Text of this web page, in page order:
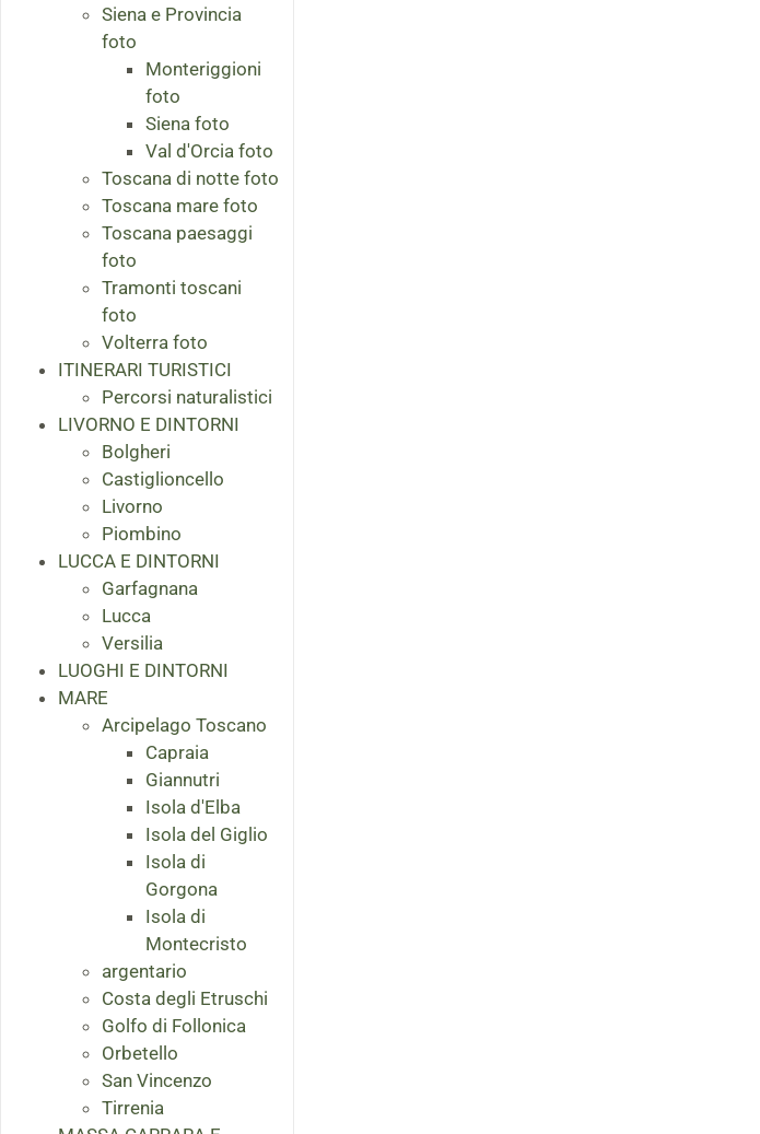
Siena e Provincia
foto
Monteriggioni
foto
Siena foto
Val d'Orcia foto
Toscana di notte foto
Toscana mare foto
Toscana paesaggi
foto
Tramonti toscani
foto
Volterra foto
ITINERARI TURISTICI
Percorsi naturalistici
LIVORNO E DINTORNI
Bolgheri
Castiglioncello
Livorno
Piombino
LUCCA E DINTORNI
Garfagnana
Lucca
Versilia
LUOGHI E DINTORNI
MARE
Arcipelago Toscano
Capraia
Giannutri
Isola d'Elba
Isola del Giglio
Isola di
Gorgona
Isola di
Montecristo
argentario
Costa degli Etruschi
Golfo di Follonica
Orbetello
San Vincenzo
Tirrenia